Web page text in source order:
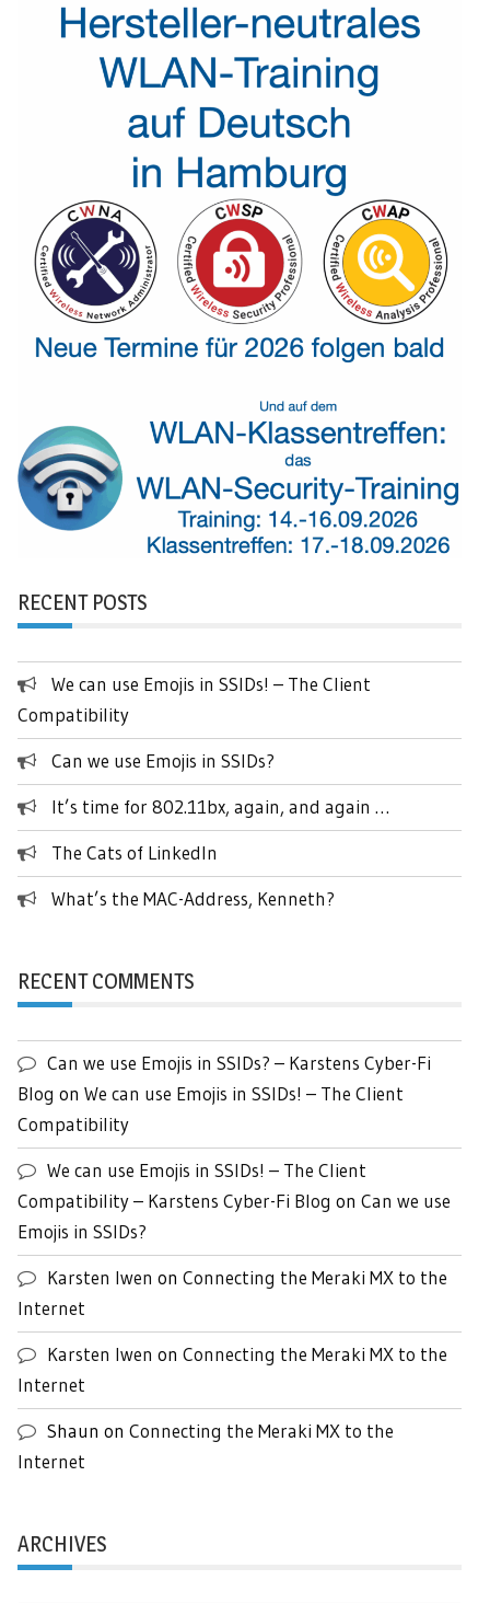
RECENT POSTS
We can use Emojis in SSIDs! – The Client
Compatibility
Can we use Emojis in SSIDs?
It’s time for 802.11bx, again, and again …
The Cats of LinkedIn
What’s the MAC-Address, Kenneth?
RECENT COMMENTS
Can we use Emojis in SSIDs? – Karstens Cyber-Fi
Blog on We can use Emojis in SSIDs! – The Client
Compatibility
We can use Emojis in SSIDs! – The Client
Compatibility – Karstens Cyber-Fi Blog on Can we use
Emojis in SSIDs?
Karsten Iwen on Connecting the Meraki MX to the
Internet
Karsten Iwen on Connecting the Meraki MX to the
Internet
Shaun on Connecting the Meraki MX to the
Internet
ARCHIVES